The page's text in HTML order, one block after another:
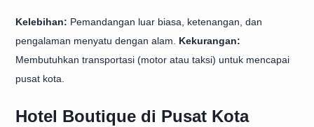
Kelebihan: Pemandangan luar biasa, ketenangan, dan
pengalaman menyatu dengan alam. Kekurangan:
Membutuhkan transportasi (motor atau taksi) untuk mencapai
pusat kota.
Hotel Boutique di Pusat Kota